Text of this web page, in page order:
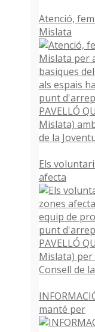
Atenció,
Mislata
Els
afecta
manté per